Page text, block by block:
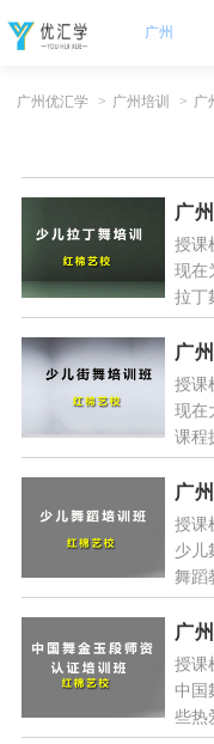
广州
广州优汇学 > 广州培训 > 广
广
授课
现在
拉丁
提升
子提
广
授课
现在
课程
体协
渐进
[详
广
授课
少儿
舞蹈
子的
路中
表
授课
中国
些热